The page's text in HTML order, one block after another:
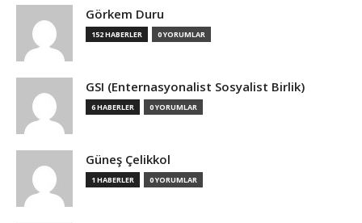
Görkem Duru
152 HABERLER 0 YORUMLAR
GSI (Enternasyonalist Sosyalist Birlik)
6 HABERLER 0 YORUMLAR
Güneş Çelikkol
1 HABERLER 0 YORUMLAR